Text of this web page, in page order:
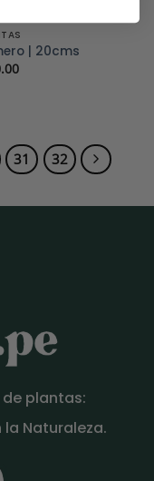
| 20cms
31 32
plantas:
Naturaleza.